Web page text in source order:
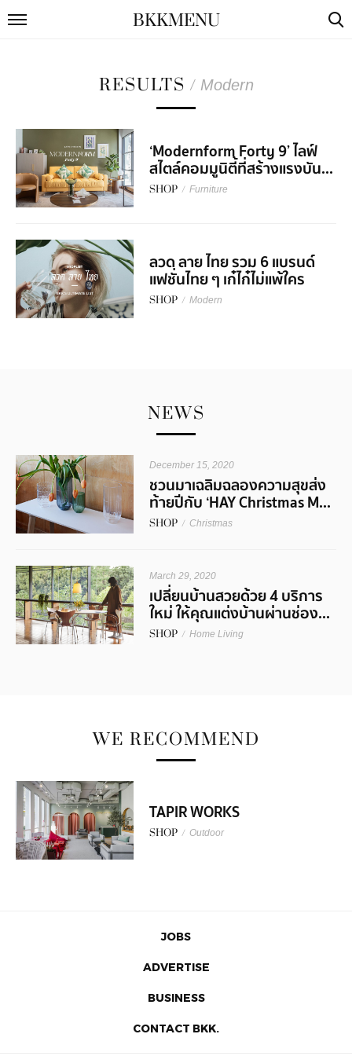
BKKMENU
RESULTS / Modern
‘Modernform Forty 9’ ไลฟ์
สไตล์คอมมูนิตี้ที่สร้างแรงบัน...
SHOP / Furniture
ลวด ลาย ไทย รวม 6 แบรนด์
แฟชั่นไทย ๆ เก๋ไก๋ไม่แพ้ใคร
SHOP / Modern
NEWS
December 15, 2020
ชวนมาเฉลิมฉลองความสุขส่ง
ท้ายปีกับ ‘HAY Christmas M...
SHOP / Christmas
March 29, 2020
เปลี่ยนบ้านสวยด้วย 4 บริการ
ใหม่ ให้คุณแต่งบ้านผ่านช่อง...
SHOP / Home Living
WE RECOMMEND
TAPIR WORKS
SHOP / Outdoor
JOBS
ADVERTISE
BUSINESS
CONTACT BKK.